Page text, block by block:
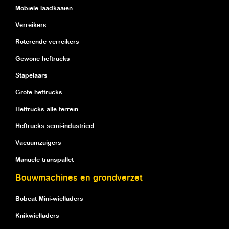
Mobiele laadkaaien
Verreikers
Roterende verreikers
Gewone heftrucks
Stapelaars
Grote heftrucks
Heftrucks alle terrein
Heftrucks semi-industrieel
Vacuümzuigers
Manuele transpallet
Bouwmachines en grondverzet
Bobcat Mini-wielladers
Knikwielladers